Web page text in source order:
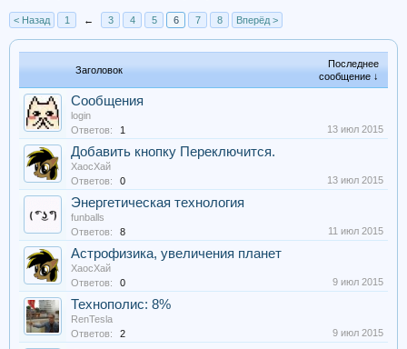
< Назад 1 ← 3 4 5 6 7 8 Вперёд >
Заголовок
Последнее
сообщение ↓
Сообщения
login
Ответов:
1 13 июл 2015
Добавить кнопку Переключится.
ХаосХай
Ответов:
0 13 июл 2015
Энергетическая технология
funballs
Ответов:
8 11 июл 2015
Астрофизика, увеличения планет
ХаосХай
Ответов:
0 9 июл 2015
Технополис: 8%
RenTesla
Ответов:
2 9 июл 2015